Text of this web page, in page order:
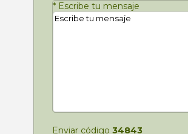
* Escribe tu mensaje
Enviar código 34843